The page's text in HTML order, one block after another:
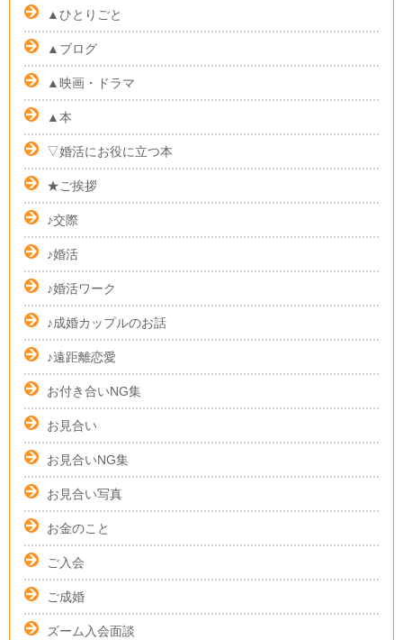
▲ひとりごと
▲ブログ
▲映画・ドラマ
▲本
▽婚活にお役に立つ本
★ご挨拶
♪交際
♪婚活
♪婚活ワーク
♪成婚カップルのお話
♪遠距離恋愛
お付き合いNG集
お見合い
お見合いNG集
お見合い写真
お金のこと
ご入会
ご成婚
ズーム入会面談